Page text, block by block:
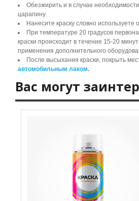
Обезжирить и в случае
царапину.
Нанесите краску словно
При температуре 20 градусов
краски происходит в течение 15-20
применения дополнительного
После высыхания краски, покрыть
автомобильным лаком.
Вас могут